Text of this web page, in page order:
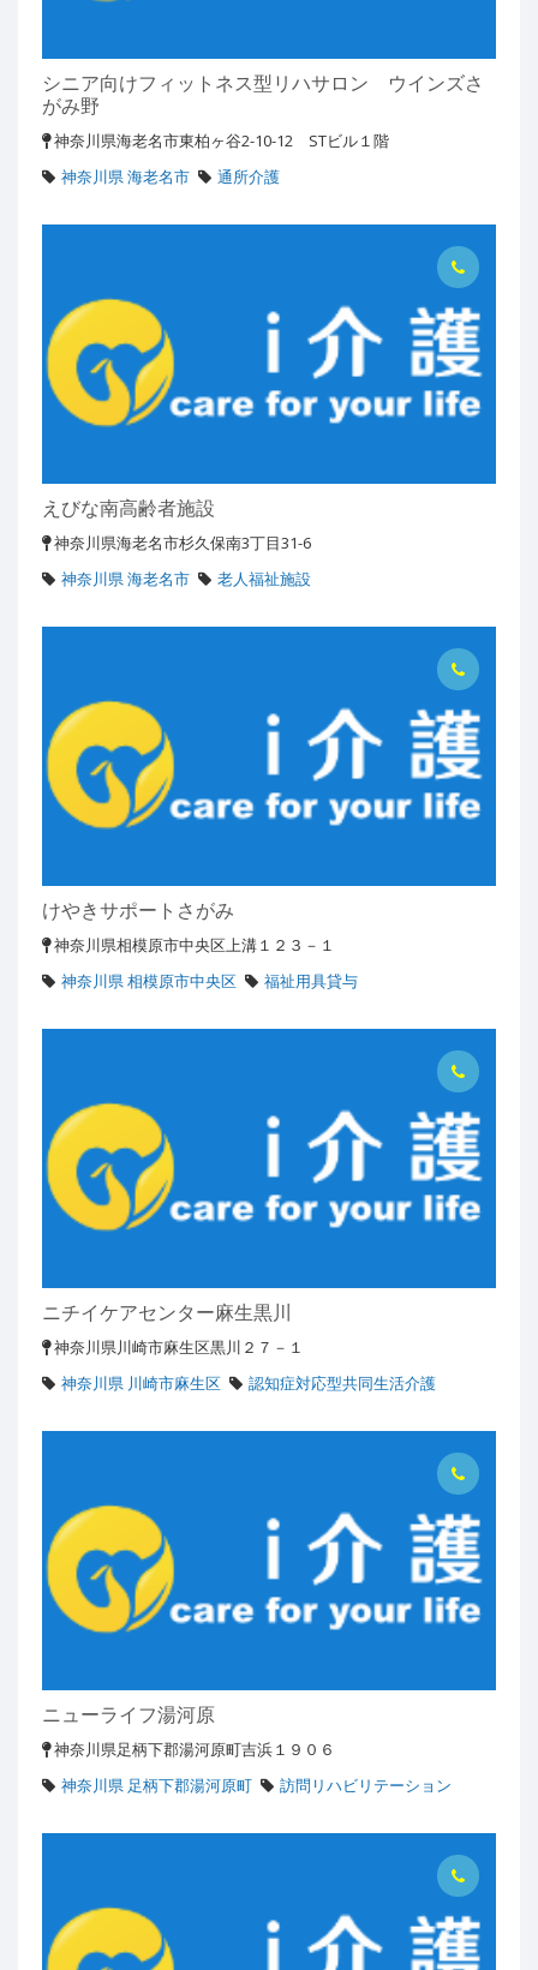
シニア向けフィットネス型リハサロン ウインズさ
がみ野
神奈川県海老名市東柏ヶ谷2-10-12 STビル１階
神奈川県 海老名市
通所介護
えびな南高齢者施設
神奈川県海老名市杉久保南3丁目31-6
神奈川県 海老名市
老人福祉施設
けやきサポートさがみ
神奈川県相模原市中央区上溝１２３－１
神奈川県 相模原市中央区
福祉用具貸与
ニチイケアセンター麻生黒川
神奈川県川崎市麻生区黒川２７－１
神奈川県 川崎市麻生区
認知症対応型共同生活介護
ニューライフ湯河原
神奈川県足柄下郡湯河原町吉浜１９０６
神奈川県 足柄下郡湯河原町
訪問リハビリテーション